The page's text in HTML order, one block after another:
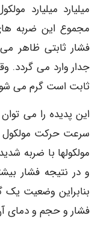
میلیارد میلیارد
مجموع این ضربه
فشار ثابتی ظاهر
جدار وارد می
ثابت است گرم می
این پدیده را می
سرعت حرکت مولکول
مولکولها با ضربه
و در نتیجه فشار
بنابراین وضعیت
فشار و حجم و دمای